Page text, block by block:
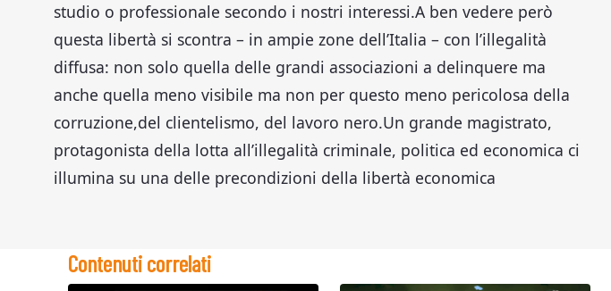
studio o professionale secondo i nostri interessi.A ben vedere però
questa libertà si scontra – in ampie zone dell’Italia – con l’illegalità
diffusa: non solo quella delle grandi associazioni a delinquere ma
anche quella meno visibile ma non per questo meno pericolosa della
corruzione,del clientelismo, del lavoro nero.Un grande magistrato,
protagonista della lotta all’illegalità criminale, politica ed economica ci
illumina su una delle precondizioni della libertà economica
Contenuti correlati